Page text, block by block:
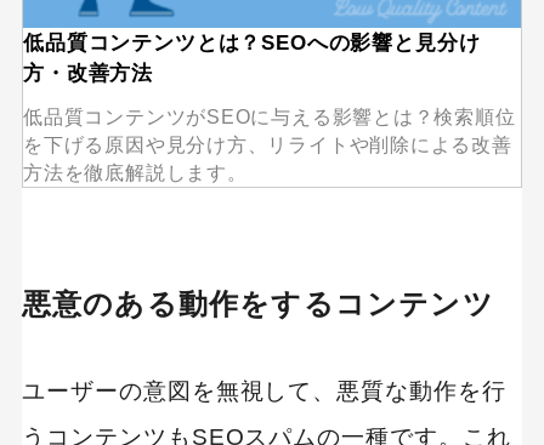
低品質コンテンツとは？SEOへの影響と見分け
方・改善方法
低品質コンテンツがSEOに与える影響とは？検索順位
を下げる原因や見分け方、リライトや削除による改善
方法を徹底解説します。
悪意のある動作をするコンテンツ
ユーザーの意図を無視して、悪質な動作を行
うコンテンツもSEOスパムの一種です。これ